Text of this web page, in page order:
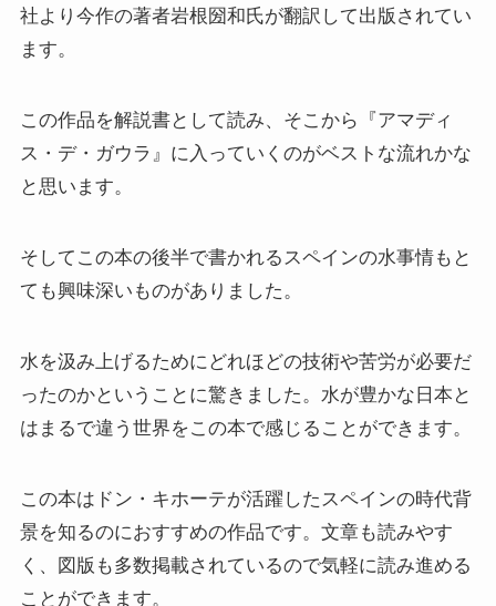
社より今作の著者岩根圀和氏が翻訳して出版されてい
ます。
この作品を解説書として読み、そこから『アマディ
ス・デ・ガウラ』に入っていくのがベストな流れかな
と思います。
そしてこの本の後半で書かれるスペインの水事情もと
ても興味深いものがありました。
水を汲み上げるためにどれほどの技術や苦労が必要だ
ったのかということに驚きました。水が豊かな日本と
はまるで違う世界をこの本で感じることができます。
この本はドン・キホーテが活躍したスペインの時代背
景を知るのにおすすめの作品です。文章も読みやす
く、図版も多数掲載されているので気軽に読み進める
ことができます。